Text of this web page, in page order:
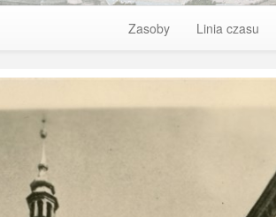
Zasoby Linia czasu